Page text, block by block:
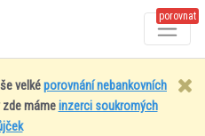
porovnat
velképorovnání nebankovních
mámeinzerci soukromých